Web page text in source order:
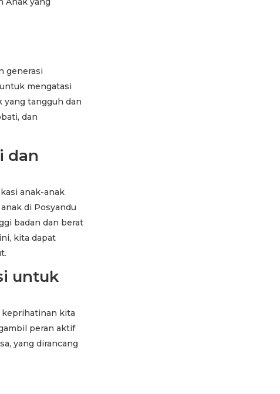
generasi
mengatasi
tangguh dan
dan
dan
anak-anak
di Posyandu
badan dan berat
kita dapat
untuk
keprihatinan kita
peran aktif
yang dirancang